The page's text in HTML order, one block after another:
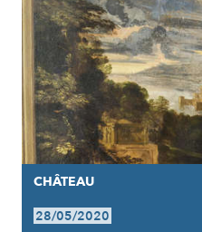
CHÂTEAU
28/05/2020